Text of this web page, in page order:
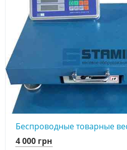
Беспроводные товарные
4 000 грн